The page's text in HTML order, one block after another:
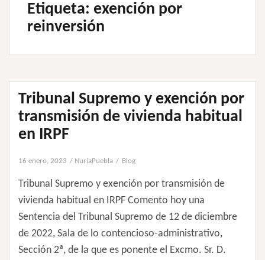
Etiqueta: exención por
reinversión
Tribunal Supremo y exención por
transmisión de vivienda habitual
en IRPF
16 enero, 2023 NuriaPuebla Blog
Tribunal Supremo y exención por transmisión de
vivienda habitual en IRPF Comento hoy una
Sentencia del Tribunal Supremo de 12 de diciembre
de 2022, Sala de lo contencioso-administrativo,
Sección 2ª, de la que es ponente el Excmo. Sr. D.